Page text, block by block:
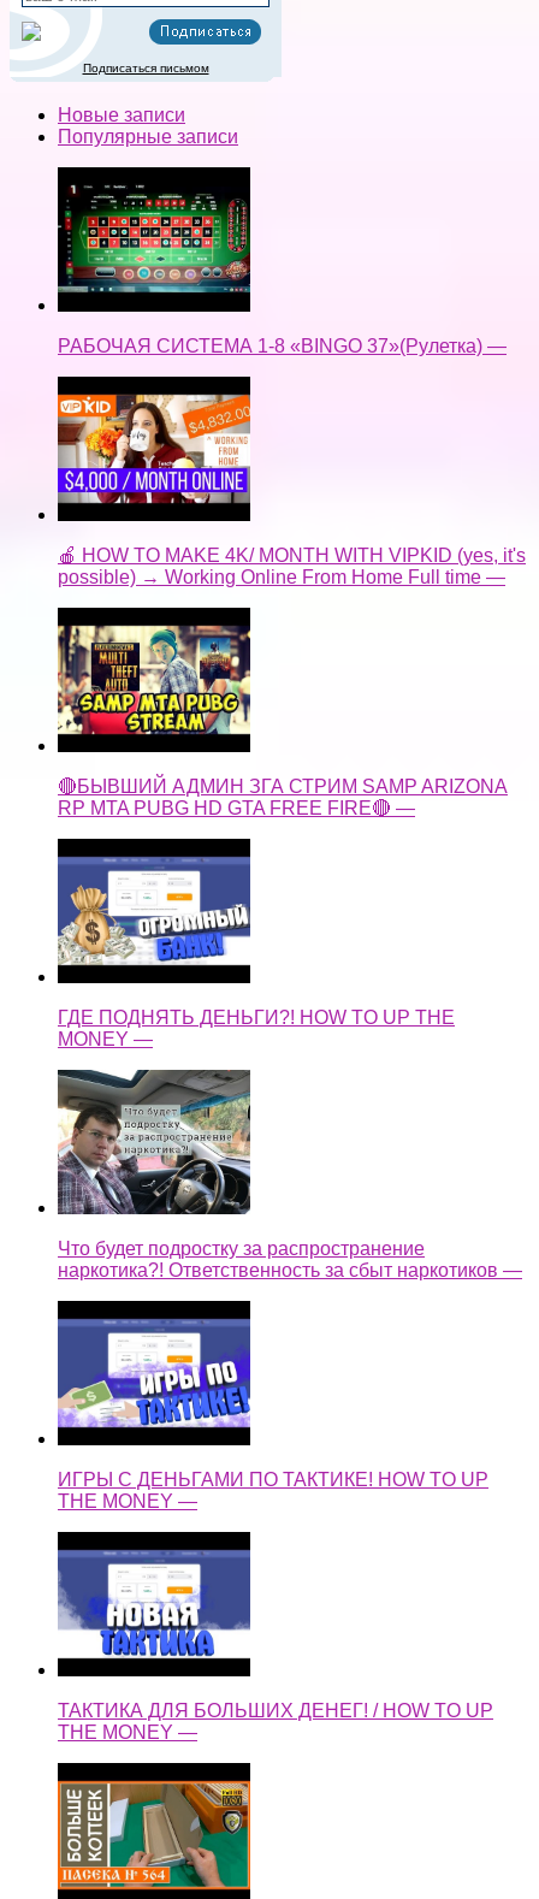
Подписаться письмом
Новые записи
Популярные записи
РАБОЧАЯ СИСТЕМА 1-8 «BINGO 37»(Рулетка) —
🍎 HOW TO MAKE 4K/ MONTH WITH VIPKID (yes, it's
possible) → Working Online From Home Full time —
🔴БЫВШИЙ АДМИН ЗГА СТРИМ SAMP ARIZONA
RP MTA PUBG HD GTA FREE FIRE🔴 —
ГДЕ ПОДНЯТЬ ДЕНЬГИ?! HOW TO UP THE
MONEY —
Что будет подростку за распространение
наркотика?! Ответственность за сбыт наркотиков —
ИГРЫ С ДЕНЬГАМИ ПО ТАКТИКЕ! HOW TO UP
THE MONEY —
ТАКТИКА ДЛЯ БОЛЬШИХ ДЕНЕГ! / HOW TO UP
THE MONEY —